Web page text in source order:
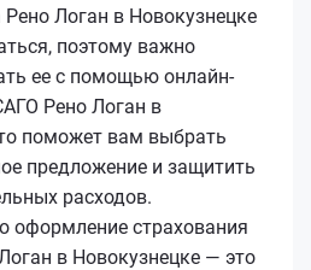
Логан в Новокузнецке
поэтому важно
ее с помощью онлайн-
Рено Логан в
поможет вам выбрать
предложение и защитить
расходов.
оформление страхования
в Новокузнецке — это